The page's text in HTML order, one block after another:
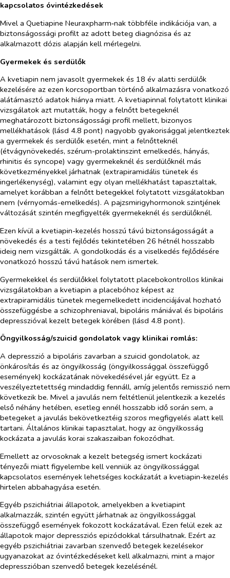
kapcsolatos óvintézkedések
Mivel a Quetiapine Neuraxpharm‑nak többféle indikációja van, a
biztonságossági profilt az adott beteg diagnózisa és az
alkalmazott dózis alapján kell mérlegelni.
Gyermekek és serdülők
A kvetiapin nem javasolt gyermekek és 18 év alatti serdülők
kezelésére az ezen korcsoportban történő alkalmazásra vonatkozó
alátámasztó adatok hiánya miatt. A kvetiapinnal folytatott klinikai
vizsgálatok azt mutatták, hogy a felnőtt betegeknél
meghatározott biztonságossági profil mellett, bizonyos
mellékhatások (lásd 4.8 pont) nagyobb gyakorisággal jelentkeztek
a gyermekek és serdülők esetén, mint a felnőtteknél
(étvágynövekedés, szérum-prolaktinszint emelkedés, hányás,
rhinitis és syncope) vagy gyermekeknél és serdülőknél más
következményekkel járhatnak (extrapiramidális tünetek és
ingerlékenység), valamint egy olyan mellékhatást tapasztaltak,
amelyet korábban a felnőtt betegekkel folytatott vizsgálatokban
nem (vérnyomás-emelkedés). A pajzsmirigyhormonok szintjének
változását szintén megfigyelték gyermekeknél és serdülőknél.
Ezen kívül a kvetiapin-kezelés hosszú távú biztonságosságát a
növekedés és a testi fejlődés tekintetében 26 hétnél hosszabb
ideig nem vizsgálták. A gondolkodás és a viselkedés fejlődésére
vonatkozó hosszú távú hatások nem ismertek.
Gyermekekkel és serdülőkkel folytatott placebokontrollos klinikai
vizsgálatokban a kvetiapin a placebóhoz képest az
extrapiramidális tünetek megemelkedett incidenciájával hozható
összefüggésbe a schizophreniaval, bipoláris mániával és bipoláris
depresszióval kezelt betegek körében (lásd 4.8 pont).
Öngyilkosság/szuicid gondolatok vagy klinikai romlás:
A depresszió a bipoláris zavarban a szuicid gondolatok, az
önkárosítás és az öngyilkosság (öngyilkossággal összefüggő
események) kockázatának növekedésével jár együtt. Ez a
veszélyeztetettség mindaddig fennáll, amíg jelentős remisszió nem
következik be. Mivel a javulás nem feltétlenül jelentkezik a kezelés
első néhány hetében, esetleg ennél hosszabb idő során sem, a
betegeket a javulás bekövetkeztéig szoros megfigyelés alatt kell
tartani. Általános klinikai tapasztalat, hogy az öngyilkosság
kockázata a javulás korai szakaszaiban fokozódhat.
Emellett az orvosoknak a kezelt betegség ismert kockázati
tényezői miatt figyelembe kell venniük az öngyilkossággal
kapcsolatos események lehetséges kockázatát a kvetiapin-kezelés
hirtelen abbahagyása esetén.
Egyéb pszichiátriai állapotok, amelyekben a kvetiapint
alkalmazzák, szintén együtt járhatnak az öngyilkossággal
összefüggő események fokozott kockázatával. Ezen felül ezek az
állapotok major depressziós epizódokkal társulhatnak. Ezért az
egyéb pszichiátriai zavarban szenvedő betegek kezelésekor
ugyanazokat az óvintézkedéseket kell alkalmazni, mint a major
depresszióban szenvedő betegek kezelésénél.